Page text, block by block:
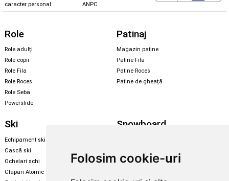
Folosim cookie-uri
caracter personal
ANPC
Role
Role adulți
Role copii
Role Fila
Role Roces
Role Seba
Powerslide
Patinaj
Magazin patine
Patine Fila
Patine Roces
Patine de gheață
Ski
Echipament ski
Cască ski
Ochelari schi
Clăpari Atomic
Snowboard
Legături Rome SDS